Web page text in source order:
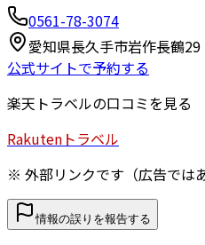
0561-78-3074
愛知県長久手市岩作長鶴29
公式サイトで予約する
楽天トラベルの口コミを見る
Rakuten トラベル
※ 外部リンクです（広告では
情報の誤りを報告する